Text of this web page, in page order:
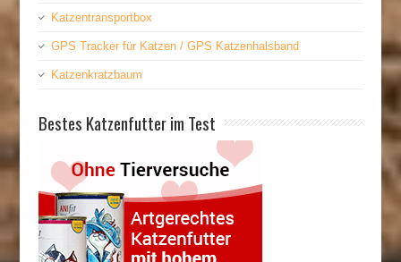
Katzentransportbox
GPS Tracker für Katzen / GPS Katzenhalsband
Katzenkratzbaum
Bestes Katzenfutter im Test